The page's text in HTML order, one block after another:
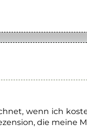
wenn ich
die meine